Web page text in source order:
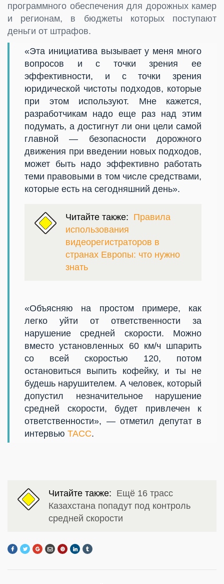
программного обеспечения для дорожных камер
и регионам, в бюджеты которых поступают
деньги от штрафов.
«Эта инициатива вызывает у меня много
вопросов и с точки зрения ее
эффективности, и с точки зрения
юридической чистоты подходов, которые
при этом используют. Мне кажется,
разработчикам надо еще раз над этим
подумать, а достигнут ли они цели самой
главной — безопасности дорожного
движения при введении новых подходов,
может быть надо эффективно работать
теми правовыми в том числе средствами,
которые есть на сегодняшний день».
Читайте также: Правила
использования
видеорегистраторов в
странах Европы: что нужно
знать
«Объясняю на простом примере, как
легко уйти от ответственности за
нарушение средней скорости. Можно
вместо установленных 60 км/ч шпарить
со всей скоростью 120, потом
остановиться выпить кофейку, и ты не
будешь нарушителем. А человек, который
допустил незначительное нарушение
средней скорости, будет привлечен к
ответственности», — отметил депутат в
интервью ТАСС.
Читайте также: Ещё 16 трасс
Казахстана попадут под контроль
средней скорости